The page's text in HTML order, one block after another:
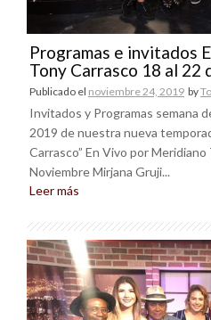
Programas e invitados
Tony Carrasco 18 al 22
Publicado el noviembre 24, 2019 by
Invitados y Programas semana
2019 de nuestra nueva
Carrasco” En Vivo por
Noviembre Mirjana Gruji...
Leer más